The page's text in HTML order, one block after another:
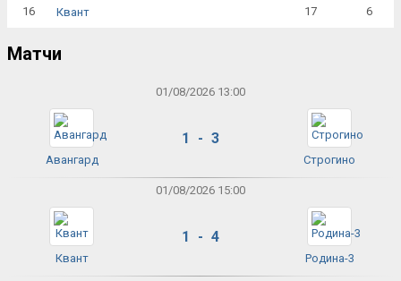
16 Квант 17 6
Матчи
01/08/2026 13:00
Авангард
1 - 3
Строгино
01/08/2026 15:00
Квант
1 - 4
Родина-3